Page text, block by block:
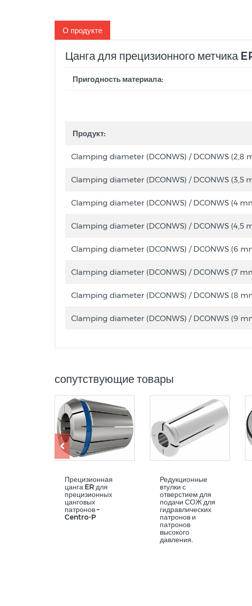
О продукте
Цанга для прецизионного метчика
Пригодность материала:
Продукт:
Clamping diameter (DCONWS) / DCONWS (2,8
Clamping diameter (DCONWS) / DCONWS (3,5
Clamping diameter (DCONWS) / DCONWS (4
Clamping diameter (DCONWS) / DCONWS (4,5
Clamping diameter (DCONWS) / DCONWS (6
Clamping diameter (DCONWS) / DCONWS (7
Clamping diameter (DCONWS) / DCONWS (8
Clamping diameter (DCONWS) / DCONWS (9
сопутствующие товары
Прецизионная
цанга ER для
прецизионных
цанговых
патронов –
Centro-P
Редукционные
втулки с
отверстием для
подачи СОЖ для
гидравлических
патронов и
патронов
высокого
давления.